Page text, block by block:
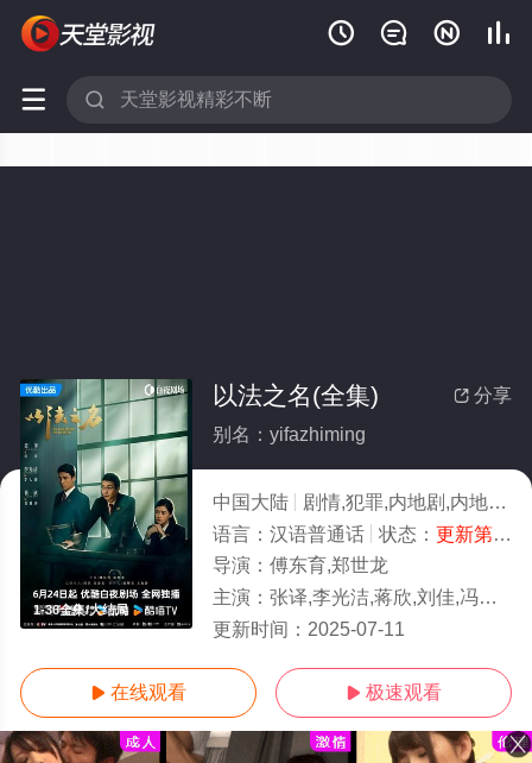
   
 
1-36全集/大结局
 分享
以法之名(全集)
别名：yifazhiming
中国大陆 剧情,犯罪,内地剧,内地
语言： 汉语普通话 状态： 更新第36集
导演： 傅东育,郑世龙
主演： 张译,李光洁,蒋欣,刘佳,冯嘉怡,丁勇岱,杨烁,施京明,王劲松,是安,任重,郝平,白冰,董晴,徐梵溪,毛俊杰,宋熹,赵煊,金泽
更新时间： 2025-07-11
 在线观看  极速观看